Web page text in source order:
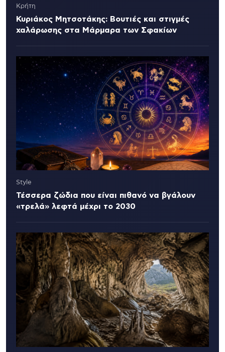
Κρήτη
Κυριάκος Μητσοτάκης: Βουτιές και στιγμές
χαλάρωσης στα Μάρμαρα των Σφακίων
Style
Τέσσερα ζώδια που είναι πιθανό να βγάλουν
«τρελά» λεφτά μέχρι το 2030